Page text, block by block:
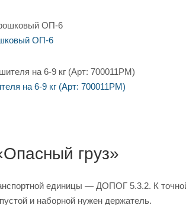
ОП-6
на 6-9 кг (Арт: 700011PM)
груз»
единицы — ДОПОГ 5.3.2. К
и наборной нужен держатель.